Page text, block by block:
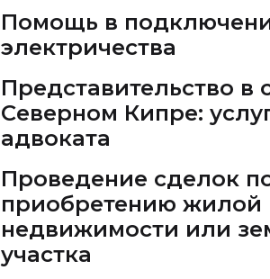
Помощь в
электричества
Представительство в
Северном Кипре:
адвоката
Проведение сделок
приобретению жилой
недвижимости или
участка